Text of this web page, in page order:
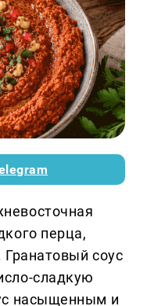
перца,
Гранатовый соус
сладкую
насыщенным и